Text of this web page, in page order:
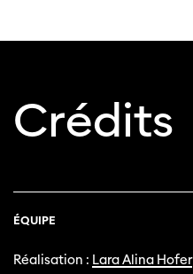
Crédits
ÉQUIPE
Réalisation : Lara Alina Hofer